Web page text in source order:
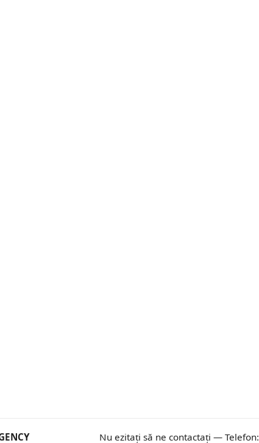
Nu ezitați să ne contactați — Telefon: